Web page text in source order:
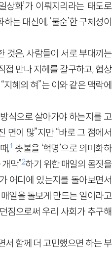
상화’가 이뤄지리라는 태도로
는 대신에, ‘불순’한 구체성이
것은, 사람들이 서로 부대끼는
접 만나 지혜를 갈구하고, 협상
혜의 혀”는 이와 같은 맥락에
식으로 살아가야 하는지를 고
면이 많”지만 “바로 그 점에서
,1촛불을 ‘혁명’으로 의미화하
막”2하기 위한 매일의 몸짓을
어디에 있는지를 돌아보면서
일을 돌보게 만드는 일이라고
짐으로써 우리 사회가 추구해
서 함께 더 고민했으면 하는 부